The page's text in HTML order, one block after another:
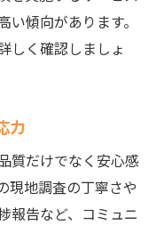
傾向があります。
しく確認しましょ
力
質だけでなく安心感
現地調査の丁寧さや
報告など、コミュニ